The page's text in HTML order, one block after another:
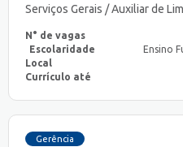
Serviços Gerais / Auxiliar de
N° de vagas
Escolaridade
Ensino
Local
Currículo até
Gerência